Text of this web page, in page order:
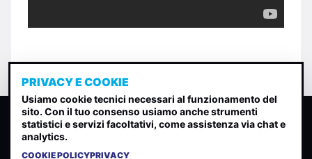
CLASSIFICA INDIE
Classifica per indice di gradimento generata dall analisi di
PRIVACY E COOKIE
Usiamo cookie tecnici necessari al funzionamento del
sito. Con il tuo consenso usiamo anche strumenti
statistici e servizi facoltativi, come assistenza via chat e
analytics.
COOKIE POLICYPRIVACY